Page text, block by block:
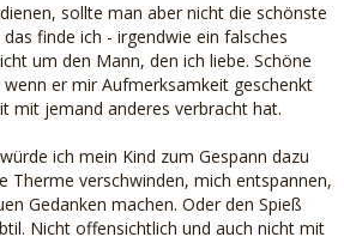
sollte man aber nicht die schönste
finde ich - irgendwie ein falsches
um den Mann, den ich liebe. Schöne
er mir Aufmerksamkeit geschenkt
mit jemand anderes verbracht hat.
ich mein Kind zum Gespann dazu
Therme verschwinden, mich entspannen,
Gedanken machen. Oder den Spieß
Nicht offensichtlich und auch nicht mit